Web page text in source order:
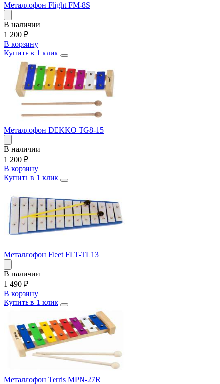
Металлофон Flight FM-8S
В наличии
1 200 ₽
В корзину
Купить в 1 клик
Металлофон DEKKO TG8-15
В наличии
1 200 ₽
В корзину
Купить в 1 клик
Металлофон Fleet FLT-TL13
В наличии
1 490 ₽
В корзину
Купить в 1 клик
Металлофон Terris MPN-27R